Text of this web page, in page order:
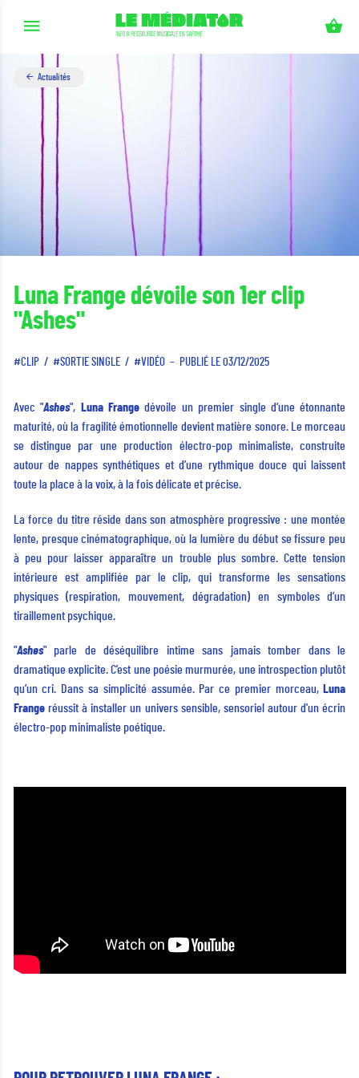
Aller au contenu principal
Actualités
Luna Frange dévoile son 1er clip
"Ashes"
CLIP SORTIE SINGLE VIDÉO PUBLIÉ LE 03/12/2025
Avec "Ashes", Luna Frangedévoile un premier single d’une étonnante
maturité, où la fragilité émotionnelle devient matière sonore. Le morceau
se distingue par une production électro-pop minimaliste, construite
autour de nappes synthétiques et d’une rythmique douce qui laissent
toute la place à la voix, à la fois délicate et précise.
La force du titre réside dans son atmosphère progressive : une montée
lente, presque cinématographique, où la lumière du début se fissure peu
à peu pour laisser apparaître un trouble plus sombre. Cette tension
intérieure est amplifiée par le clip, qui transforme les sensations
physiques (respiration, mouvement, dégradation) en symboles d’un
tiraillement psychique.
"Ashes" parle de déséquilibre intime sans jamais tomber dans le
dramatique explicite. C’est une poésie murmurée, une introspection plutôt
qu’un cri. Dans sa simplicité assumée. Par ce premier morceau, Luna
Frangeréussit à installer un univers sensible, sensoriel autour d'un écrin
électro-pop minimaliste poétique.